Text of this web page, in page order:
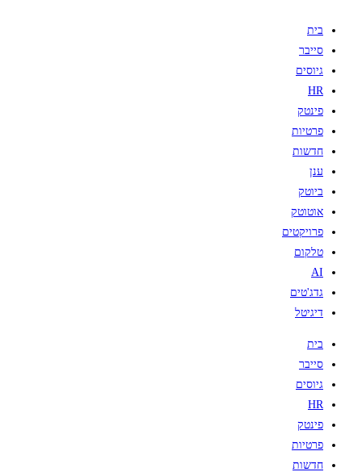
בית
סייבר
גיוסים
HR
פינטק
פרטיות
חדשות
ענן
ביוטק
אוטוטק
פרויקטים
טלקום
AI
גדג'טים
דיגיטל
בית
סייבר
גיוסים
HR
פינטק
פרטיות
חדשות